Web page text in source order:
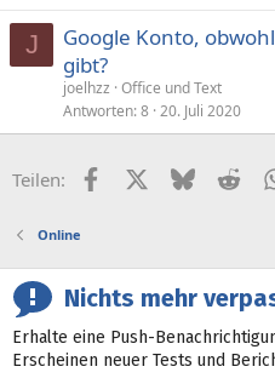
J
Google Konto,
gibt?
joelhzz Office und Text
Antworten 8 20. Juli 2020
Teilen: FacebookX (Twitter)
Bluesky
Online
Nichts mehr
Erhalte eine Push-
Erscheinen neuer Tests und